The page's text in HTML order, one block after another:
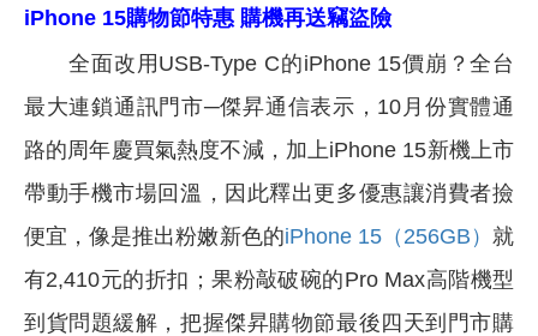
iPhone 15購物節特惠 購機再送竊盜險
全面改用USB-Type C的iPhone 15價崩？全台
最大連鎖通訊門市─傑昇通信表示，10月份實體通
路的周年慶買氣熱度不減，加上iPhone 15新機上市
帶動手機市場回溫，因此釋出更多優惠讓消費者撿
便宜，像是推出粉嫩新色的iPhone 15（256GB） 就
有2,410元的折扣；果粉敲破碗的Pro Max高階機型
到貨問題緩解，把握傑昇購物節最後四天到門市購